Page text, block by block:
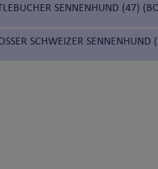
SENNENHUND (47)
SCHWEIZER